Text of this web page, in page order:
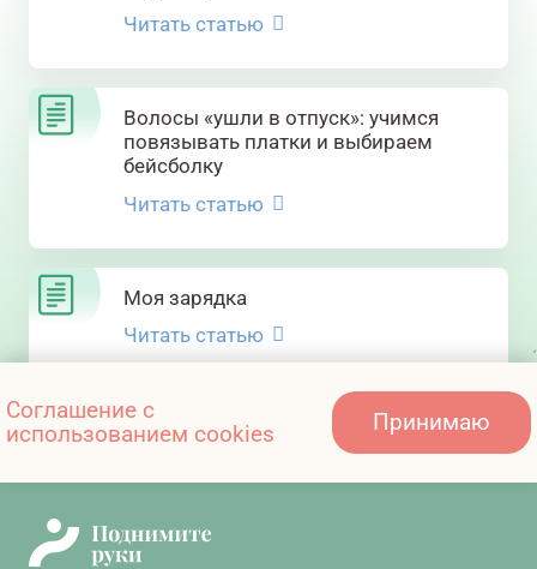
Читать статью
Волосы «ушли в отпуск»: учимся
повязывать платки и выбираем
бейсболку
Читать статью
Моя зарядка
Читать статью
Показать ещё
Соглашение с
использованием cookies
Принимаю